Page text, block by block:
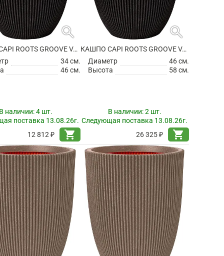
search
КАШПО CAPI ROOTS GROOVE VASE ELEGANT LOW BLACK
34 см.
46 см.
наличии:4 шт.
поставка 13.08.26г.
12 812 ₽
shopping_cart
search
КАШПО CAPI ROOTS GROOVE VASE ELEGANT LOW BLACK
Диаметр
46 см.
Высота
58 см.
В наличии:2 шт.
Следующая поставка 13.08.26г.
26 325 ₽
shopping_cart